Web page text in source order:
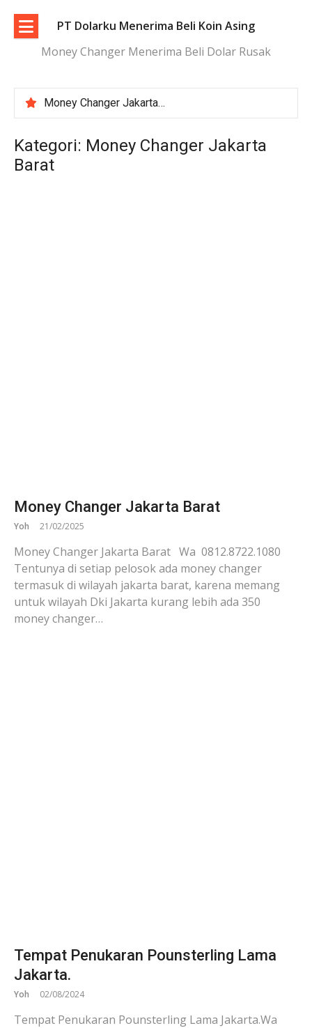
konten
PT Dolarku Menerima Beli Koin Asing
Money Changer Menerima Beli Dolar Rusak
Money Changer Jakarta | Layanan Aman dan Kurs Transparan
Penukaran Uang Asing Jakarta Aman, Transparan, dan Terpercaya
Tempat Tukar Koin Asing di Jakarta | Aman dan Terpercaya
Kategori: Money Changer Jakarta
Barat
Money Changer Jakarta Barat
Yoh 21/02/2025
Money Changer Jakarta Barat Wa 0812.8722.1080
Tentunya di setiap pelosok ada money changer
termasuk di wilayah jakarta barat, karena memang
untuk wilayah Dki Jakarta kurang lebih ada 350
money changer…
Tempat Penukaran Pounsterling Lama
Jakarta.
Yoh 02/08/2024
Tempat Penukaran Pounsterling Lama Jakarta.Wa